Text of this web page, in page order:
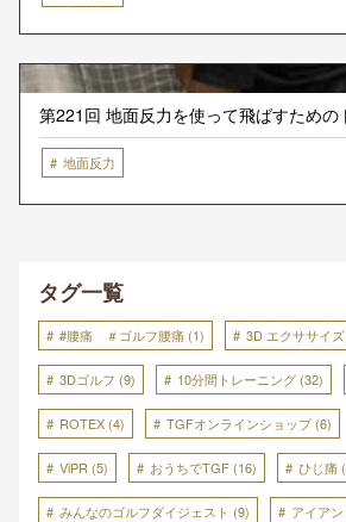
第221回 地面反力を使って飛ばすための
地面反力
タグ一覧
#腰痛 ＃ゴルフ腰痛 (1) 3D エクササイズ
3Dゴルフ (9) 10分間トレーニング (32)
ROTEX (4) TGFオンラインショップ(6)
ViPR (5) おうちでTGF (16) ひじ痛
みんなのゴルフダイジェスト (9) アイアン